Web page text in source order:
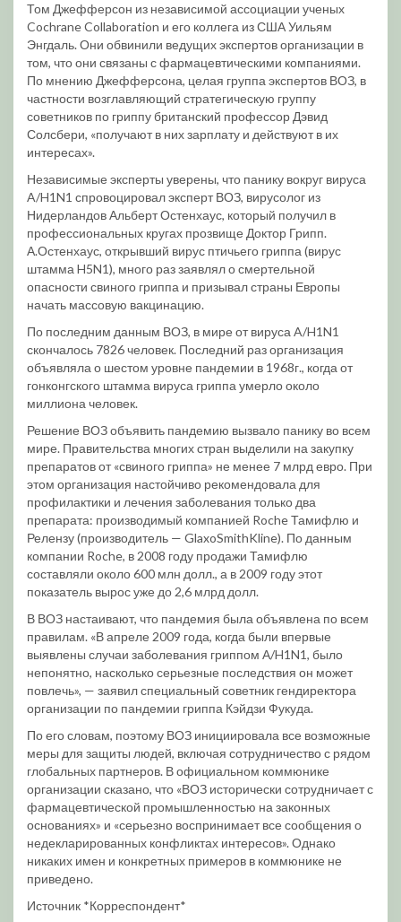
Том Джефферсон из независимой ассоциации ученых
Cochrane Collaboration и его коллега из США Уильям
Энгдаль. Они обвинили ведущих экспертов организации в
том, что они связаны с фармацевтическими компаниями.
По мнению Джефферсона, целая группа экспертов ВОЗ, в
частности возглавляющий стратегическую группу
советников по гриппу британский профессор Дэвид
Солсбери, «получают в них зарплату и действуют в их
интересах».
Независимые эксперты уверены, что панику вокруг вируса
A/H1N1 спровоцировал эксперт ВОЗ, вирусолог из
Нидерландов Альберт Остенхаус, который получил в
профессиональных кругах прозвище Доктор Грипп.
А.Остенхаус, открывший вирус птичьего гриппа (вирус
штамма H5N1), много раз заявлял о смертельной
опасности свиного гриппа и призывал страны Европы
начать массовую вакцинацию.
По последним данным ВОЗ, в мире от вируса A/H1N1
скончалось 7826 человек. Последний раз организация
объявляла о шестом уровне пандемии в 1968г., когда от
гонконгского штамма вируса гриппа умерло около
миллиона человек.
Решение ВОЗ объявить пандемию вызвало панику во всем
мире. Правительства многих стран выделили на закупку
препаратов от «свиного гриппа» не менее 7 млрд евро. При
этом организация настойчиво рекомендовала для
профилактики и лечения заболевания только два
препарата: производимый компанией Roche Тамифлю и
Релензу (производитель — GlaxoSmithKline). По данным
компании Roche, в 2008 году продажи Тамифлю
составляли около 600 млн долл., а в 2009 году этот
показатель вырос уже до 2,6 млрд долл.
В ВОЗ настаивают, что пандемия была объявлена по всем
правилам. «В апреле 2009 года, когда были впервые
выявлены случаи заболевания гриппом А/H1N1, было
непонятно, насколько серьезные последствия он может
повлечь», — заявил специальный советник гендиректора
организации по пандемии гриппа Кэйдзи Фукуда.
По его словам, поэтому ВОЗ инициировала все возможные
меры для защиты людей, включая сотрудничество с рядом
глобальных партнеров. В официальном коммюнике
организации сказано, что «ВОЗ исторически сотрудничает с
фармацевтической промышленностью на законных
основаниях» и «серьезно воспринимает все сообщения о
недекларированных конфликтах интересов». Однако
никаких имен и конкретных примеров в коммюнике не
приведено.
Источник *Корреспондент*